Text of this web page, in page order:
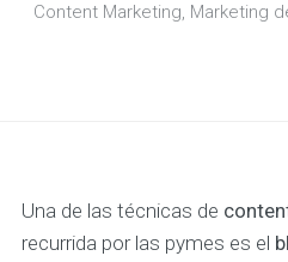
Content Marketing, Marketing
Una de las técnicas de
recurrida por las pymes es el